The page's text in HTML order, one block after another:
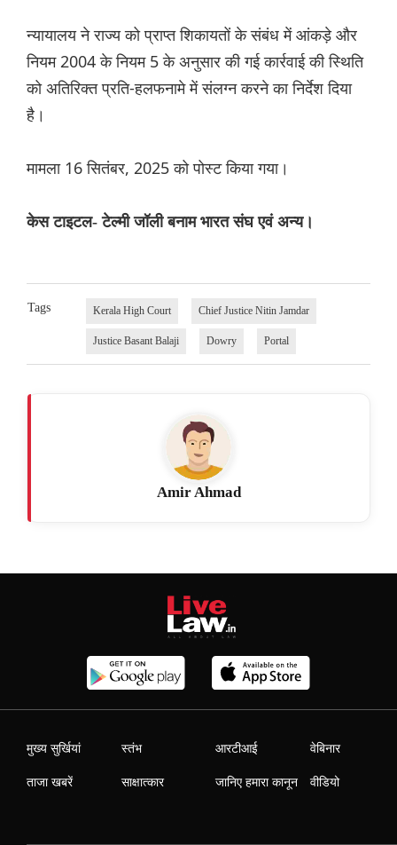
न्यायालय ने राज्य को प्राप्त शिकायतों के संबंध में आंकड़े और
नियम 2004 के नियम 5 के अनुसार की गई कार्रवाई की स्थिति
को अतिरिक्त प्रति-हलफनामे में संलग्न करने का निर्देश दिया
है।
मामला 16 सितंबर, 2025 को पोस्ट किया गया।
केस टाइटल- टेल्मी जॉली बनाम भारत संघ एवं अन्य।
Tags Kerala High Court Chief Justice Nitin Jamdar
Justice Basant Balaji Dowry Portal
Amir Ahmad
मुख्य सुर्खियां
ताजा खबरें
स्तंभ
साक्षात्कार
आरटीआई
जानिए हमारा कानून
वेबिनार
वीडियो